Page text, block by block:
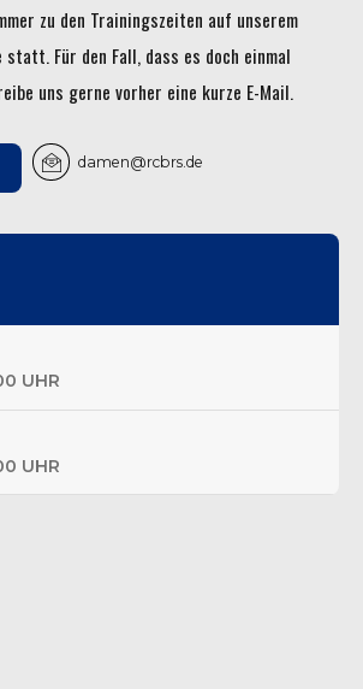
zu den Trainingszeiten auf unserem
statt. Für den Fall, dass es doch einmal
uns gerne vorher eine kurze E-Mail.
damen@rcbrs.de
UHR
UHR